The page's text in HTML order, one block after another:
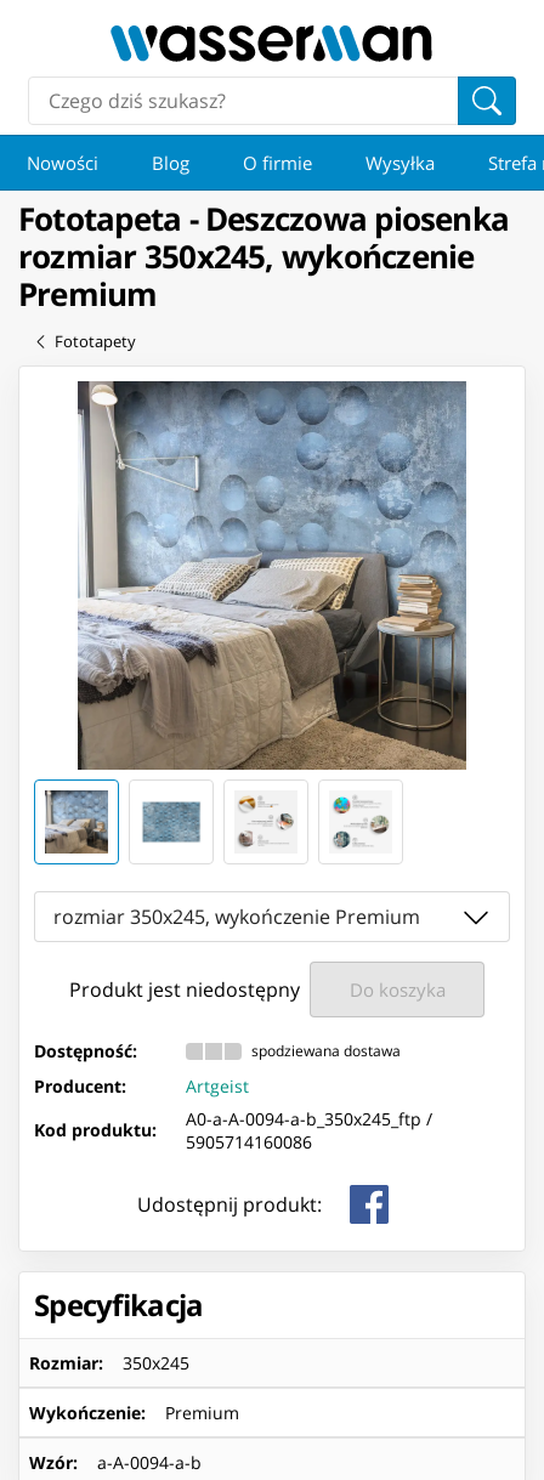
Nowości Blog O firmie Wysyłka Strefa
Fototapeta - Deszczowa piosenka
rozmiar 350x245, wykończenie
Premium
Fototapety
rozmiar 350x245, wykończenie Premium
Produkt jest niedostępny Do koszyka
Dostępność: spodziewana dostawa
Producent:
Artgeist
Kod produktu:
A0-a-A-0094-a-b_350x245_ftp /
5905714160086
Udostępnij produkt:
Specyfikacja
Rozmiar: 350x245
Wykończenie: Premium
Wzór: a-A-0094-a-b